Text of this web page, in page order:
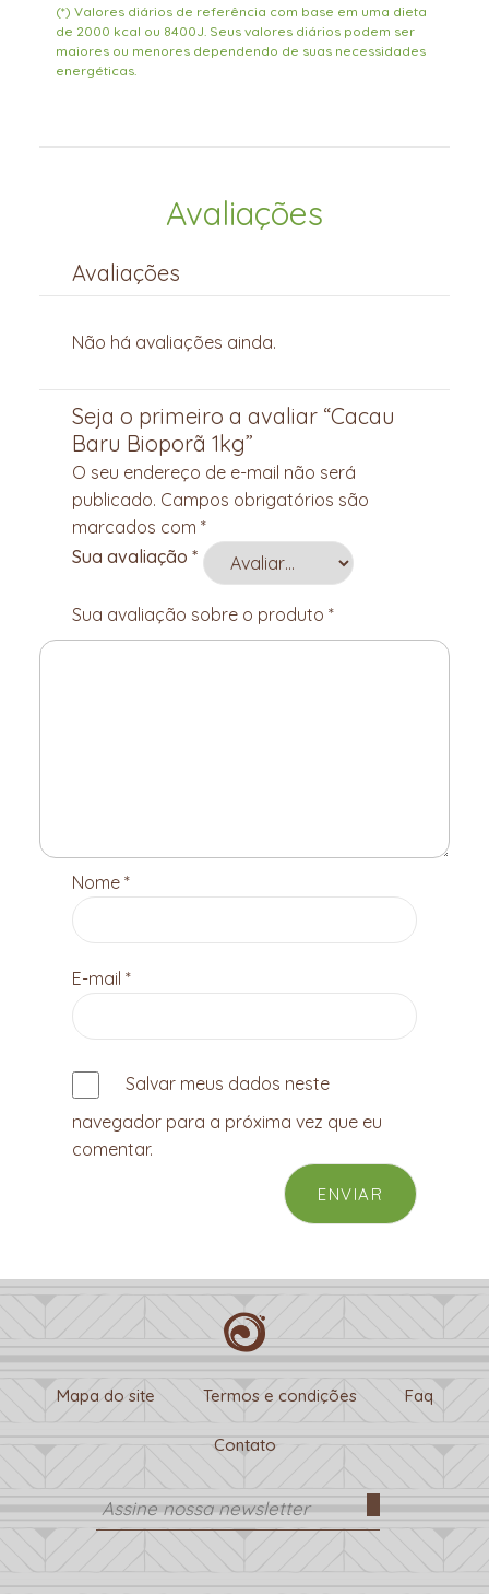
(*) Valores diários de referência com base em uma dieta
de 2000 kcal ou 8400J. Seus valores diários podem ser
maiores ou menores dependendo de suas necessidades
energéticas.
Avaliações
Avaliações
Não há avaliações ainda.
Seja o primeiro a avaliar “Cacau
Baru Bioporã 1kg”
O seu endereço de e-mail não será
publicado. Campos obrigatórios são
marcados com *
Sua avaliação *
Sua avaliação sobre o produto *
Nome *
E-mail *
Salvar meus dados neste
navegador para a próxima vez que eu
comentar.
Mapa do site Termos e condições Faq
Contato